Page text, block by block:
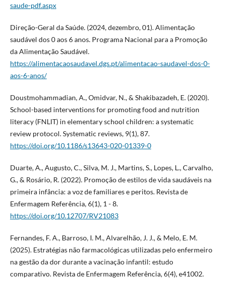
saude-pdf.aspx
Direção-Geral da Saúde. (2024, dezembro, 01). Alimentação
saudável dos 0 aos 6 anos. Programa Nacional para a Promoção
da Alimentação Saudável.
https://alimentacaosaudavel.dgs.pt/alimentacao-saudavel-dos-0-
aos-6-anos/
Doustmohammadian, A., Omidvar, N., & Shakibazadeh, E. (2020).
School-based interventions for promoting food and nutrition
literacy (FNLIT) in elementary school children: a systematic
review protocol. Systematic reviews, 9(1), 87.
https://doi.org/10.1186/s13643-020-01339-0
Duarte, A., Augusto, C., Silva, M. J., Martins, S., Lopes, L., Carvalho,
G., & Rosário, R. (2022). Promoção de estilos de vida saudáveis na
primeira infância: a voz de familiares e peritos. Revista de
Enfermagem Referência, 6(1), 1 - 8.
https://doi.org/10.12707/RV21083
Fernandes, F. A., Barroso, I. M., Alvarelhão, J. J., & Melo, E. M.
(2025). Estratégias não farmacológicas utilizadas pelo enfermeiro
na gestão da dor durante a vacinação infantil: estudo
comparativo. Revista de Enfermagem Referência, 6(4), e41002.